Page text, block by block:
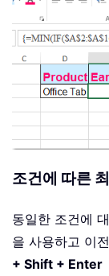
조건에 따른
동일한 조건에
을 사용하고 이
+ Shift + Enter